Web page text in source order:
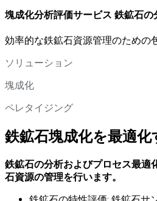
塊成化分析評価サービス 鉄鉱石
効率的な鉄鉱石資源管理のための
ソリューション
塊成化
ペレタイジング
鉄鉱石塊成化を最適
鉄鉱石の分析およびプロセス最適
石資源の管理を行います。